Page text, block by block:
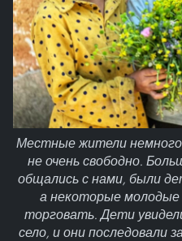
Местные жители немного
не очень свободно.
общались с нами, были
а некоторые молодые
торговать. Дети
село, и они последовали